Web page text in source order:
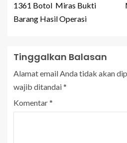
1361 Botol Miras Bukti
Barang Hasil Operasi
Tinggalkan Balasan
Alamat email Anda tidak akan
wajib ditandai*
Komentar*